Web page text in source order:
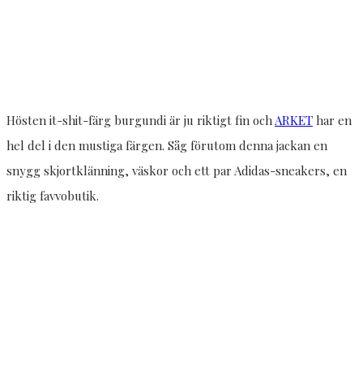
Hösten it-shit-färg burgundi är ju riktigt fin ochARKET har en
hel del i den mustiga färgen. Såg förutom denna jackan en
snygg skjortklänning, väskor och ett par Adidas-sneakers, en
riktig favvobutik.